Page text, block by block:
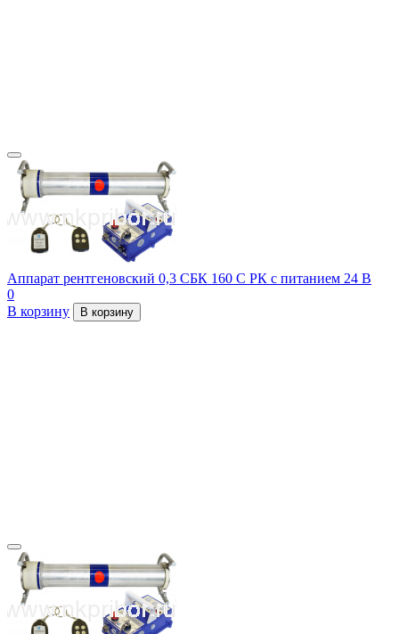
Аппарат рентгеновский 0,3 СБК 160 С РК с питанием 24 В
0
В корзину
В корзину